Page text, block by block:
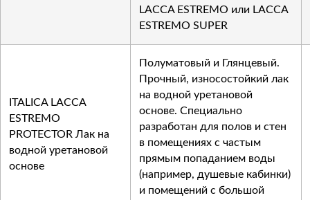
LACCA ESTREMO или LACCA
ESTREMO SUPER
ITALICA LACCA
ESTREMO
PROTECTOR Лак на
водной уретановой
основе
Полуматовый и Глянцевый.
Прочный, износостойкий лак
на водной уретановой
основе. Специально
разработан для полов и стен
в помещениях с частым
прямым попаданием воды
(например, душевые кабинки)
и помещений с большой